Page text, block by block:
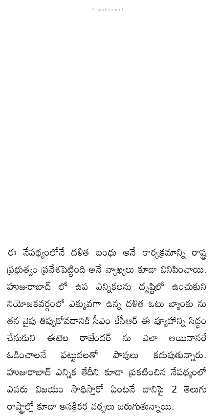
ఈ నేపథ్యంలోనే దళిత బంధు అనే కార్యక్రమాన్ని రాష్ట్ర
ప్రభుత్వం ప్రవేశపెట్టింది అనే వ్యాఖ్యలు కూడా వినిపించాయి.
హుజురాబాద్ లో ఉప ఎన్నికలను దృష్టిలో ఉంచుకుని
నియోజకవర్గంలో ఎక్కువగా ఉన్న దళిత ఓటు బ్యాంకు ను
తన వైపు తిప్పుకోవడానికి సీఎం కేసీఆర్ ఈ వ్యూహాన్ని సిద్ధం
చేసుకుని ఈటెల రాజేందర్ ను ఎలా అయినాసరే
ఓడించాలనే పట్టుదలతో పావులు కదుపుతున్నారు.
హుజురాబాద్ ఎన్నిక తేదీని కూడా ప్రకటించిన నేపథ్యంలో
ఎవరు విజయం సాధిస్తారో ఏంటనే దానిపై 2 తెలుగు
రాష్ట్రాల్లో కూడా ఆసక్తికర చర్చలు జరుగుతున్నాయి.